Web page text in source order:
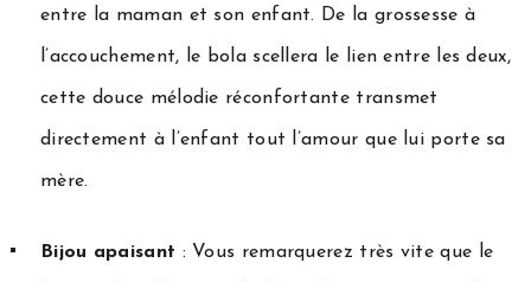
entre la maman et son enfant. De la grossesse à
l’accouchement, le bola scellera le lien entre les deux,
cette douce mélodie réconfortante transmet
directement à l’enfant tout l’amour que lui porte sa
mère.
Bijou apaisant : Vous remarquerez très vite que le